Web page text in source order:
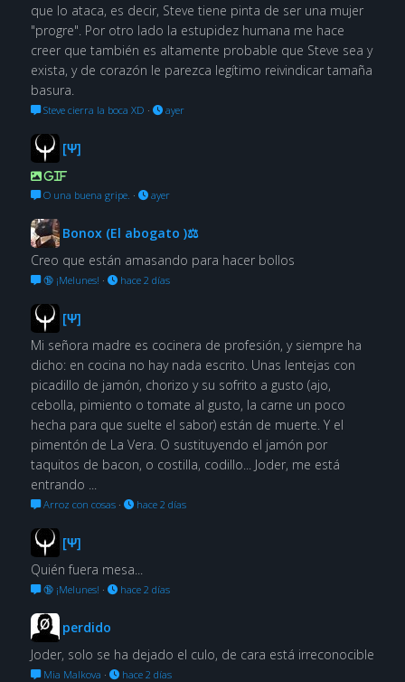
que lo ataca, es decir, Steve tiene pinta de ser una mujer
"progre". Por otro lado la estupidez humana me hace
creer que también es altamente probable que Steve sea y
exista, y de corazón le parezca legítimo reivindicar tamaña
basura.
Steve cierra la boca XD · ayer
[Ψ]
GIF
O una buena gripe. · ayer
Bonox (El abogato )⚖
Creo que están amasando para hacer bollos
🔞 ¡Melunes! · hace 2 días
[Ψ]
Mi señora madre es cocinera de profesión, y siempre ha
dicho: en cocina no hay nada escrito. Unas lentejas con
picadillo de jamón, chorizo y su sofrito a gusto (ajo,
cebolla, pimiento o tomate al gusto, la carne un poco
hecha para que suelte el sabor) están de muerte. Y el
pimentón de La Vera. O sustituyendo el jamón por
taquitos de bacon, o costilla, codillo... Joder, me está
entrando ...
Arroz con cosas· hace 2 días
[Ψ]
Quién fuera mesa...
🔞 ¡Melunes! · hace 2 días
perdido
Joder, solo se ha dejado el culo, de cara está irreconocible
Mia Malkova · hace 2 días